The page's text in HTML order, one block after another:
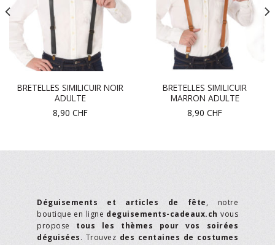
BRETELLES SIMILICUIR NOIR
ADULTE
8,90 CHF
BRETELLES SIMILICUIR
MARRON ADULTE
8,90 CHF
Déguisements et articles de fête, notre
boutique en ligne deguisements-cadeaux.ch vous
propose tous les thèmes pour vos soirées
déguisées. Trouvez des centaines de costumes